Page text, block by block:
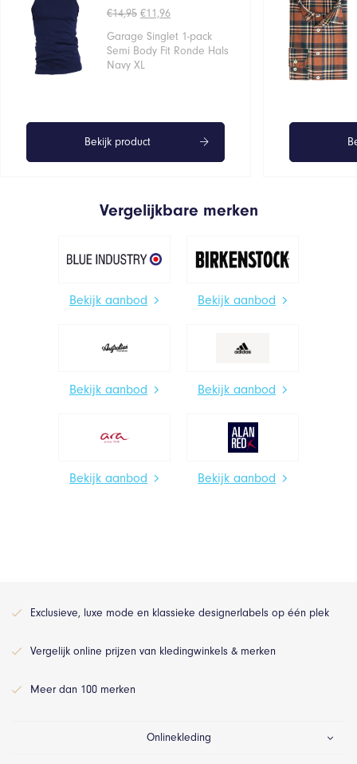
€14,95 Oorspronkelijke
was:
€14,95.
€11,96Huidige
is:
€11,96.
Garage Singlet 1-pack
Semi Body Fit Ronde Hals
Navy XL
Bekijk product
Vergelijkbare merken
Bekijk aanbod Bekijk aanbod
Bekijk aanbod Bekijk aanbod
Bekijk aanbod Bekijk aanbod
Exclusieve, luxe mode en klassieke designerlabels op één plek
Vergelijk online prijzen van kledingwinkels & merken
Meer dan 100 merken
Onlinekleding